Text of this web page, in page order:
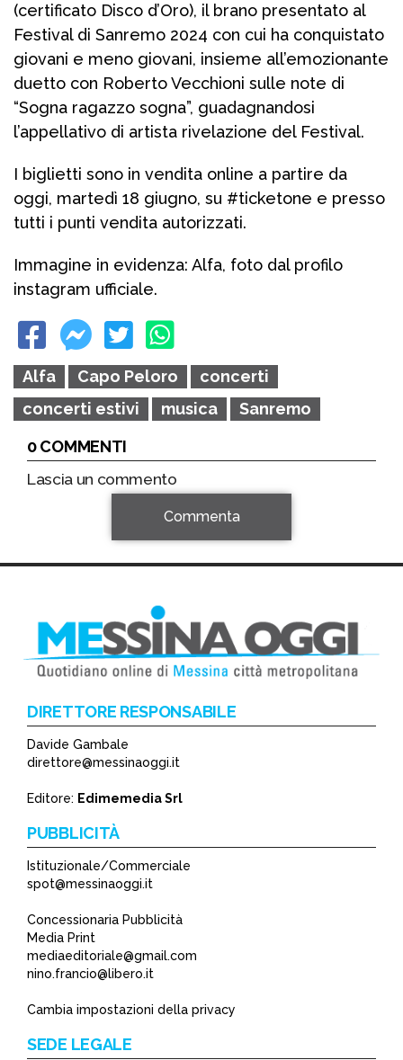
(certificato Disco d’Oro), il brano presentato al
Festival di Sanremo 2024 con cui ha conquistato
giovani e meno giovani, insieme all’emozionante
duetto con Roberto Vecchioni sulle note di
“Sogna ragazzo sogna”, guadagnandosi
l’appellativo di artista rivelazione del Festival.
I biglietti sono in vendita online a partire da
oggi, martedì 18 giugno, su #ticketone e presso
tutti i punti vendita autorizzati.
Immagine in evidenza: Alfa, foto dal profilo
instagram ufficiale.
Alfa Capo Peloro
concerti
concerti estivi
musica
Sanremo
0 COMMENTI
Lascia un commento
*
Commenta
DIRETTORE RESPONSABILE
Davide Gambale
direttore@messinaoggi.it
Editore: Edimemedia Srl
PUBBLICITÀ
Istituzionale/Commerciale
spot@messinaoggi.it
Concessionaria Pubblicità
Media Print
mediaeditoriale@gmail.com
nino.francio@libero.it
Cambia impostazioni della privacy
SEDE LEGALE